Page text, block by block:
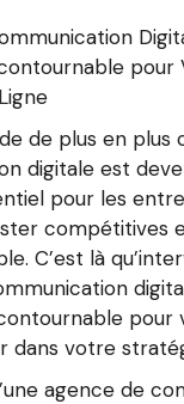
pour
de plus en plus
digitale est
pour les
compétitives
C’est là
pour
dans votre
agence de